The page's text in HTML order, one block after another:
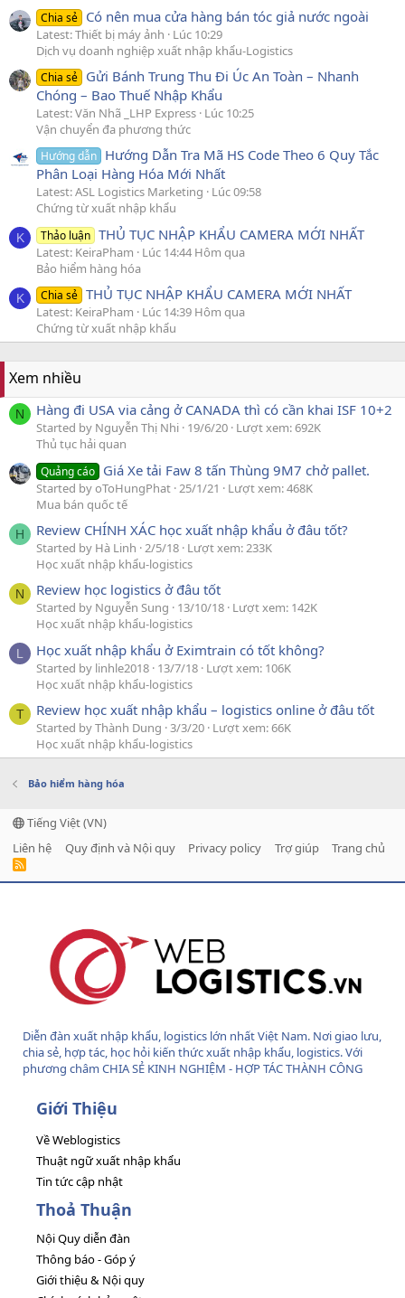
Chia sẻ Có nên mua cửa hàng bán tóc giả nước ngoài
Latest: Thiết bị máy ảnh
Lúc 10:29
Dịch vụ doanh nghiệp xuất nhập khẩu-Logistics
Chia sẻ Gửi Bánh Trung Thu Đi Úc An Toàn – Nhanh
Chóng – Bao Thuế Nhập Khẩu
Latest: Văn Nhã _LHP Express Lúc 10:25
Vận chuyển đa phương thức
Hướng dẫn Hướng Dẫn Tra Mã HS Code Theo 6 Quy Tắc
Phân Loại Hàng Hóa Mới Nhất
Latest: ASL Logistics Marketing
Lúc 09:58
Chứng từ xuất nhập khẩu
K Thảo luận THỦ TỤC NHẬP KHẨU CAMERA MỚI NHẤT
Latest: KeiraPham
Lúc 14:44 Hôm qua
Bảo hiểm hàng hóa
K Chia sẻ THỦ TỤC NHẬP KHẨU CAMERA MỚI NHẤT
Latest: KeiraPham
Lúc 14:39 Hôm qua
Chứng từ xuất nhập khẩu
Xem nhiều
N Hàng đi USA via cảng ở CANADA thì có cần khai ISF 10+2
Started by Nguyễn Thị Nhi 19/6/20 Lượt xem: 692K
Thủ tục hải quan
Quảng cáo Giá Xe tải Faw 8 tấn Thùng 9M7 chở pallet.
Started by oToHungPhat 25/1/21
Lượt xem: 468K
Mua bán quốc tế
H Review CHÍNH XÁC học xuất nhập khẩu ở đâu tốt?
Started by Hà Linh 2/5/18 Lượt xem: 233K
Học xuất nhập khẩu-logistics
N Review học logistics ở đâu tốt
Started by Nguyễn Sung 13/10/18 Lượt xem: 142K
Học xuất nhập khẩu-logistics
L Học xuất nhập khẩu ở Eximtrain có tốt không?
Started by linhle2018 13/7/18 Lượt xem: 106K
Học xuất nhập khẩu-logistics
T Review học xuất nhập khẩu – logistics online ở đâu tốt
Started by Thành Dung 3/3/20 Lượt xem: 66K
Học xuất nhập khẩu-logistics
Bảo hiểm hàng hóa
Tiếng Việt (VN)
Liên hệ
Quy định và Nội quy Privacy policy Trợ giúp Trang chủ
R
Diễn đàn xuất nhập khẩu, logistics lớn nhất Việt Nam. Nơi giao lưu,
chia sẻ, hợp tác, học hỏi kiến thức xuất nhập khẩu, logistics. Với
phương châm CHIA SẺ KINH NGHIỆM - HỢP TÁC THÀNH CÔNG
Giới Thiệu
Về Weblogistics
Thuật ngữ xuất nhập khẩu
Tin tức cập nhật
Thoả Thuận
Nội Quy diễn đàn
Thông báo - Góp ý
Giới thiệu & Nội quy